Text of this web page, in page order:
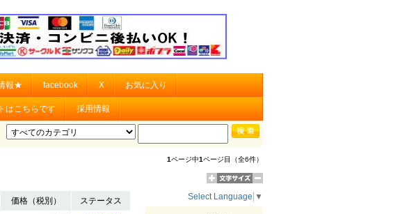
報★ facebook X お気に入り
はこちらです 採用情報
1ページ中1ページ目（全6件）
価格（税別） ステータス Select Language ▼